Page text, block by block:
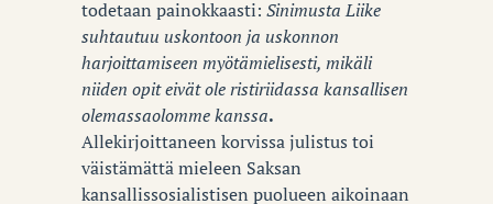
todetaan painokkaasti: Sinimusta Liike
suhtautuu uskontoon ja uskonnon
harjoittamiseen myötämielisesti, mikäli
niiden opit eivät ole ristiriidassa kansallisen
olemassaolomme kanssa.
Allekirjoittaneen korvissa julistus toi
väistämättä mieleen Saksan
kansallissosialistisen puolueen aikoinaan